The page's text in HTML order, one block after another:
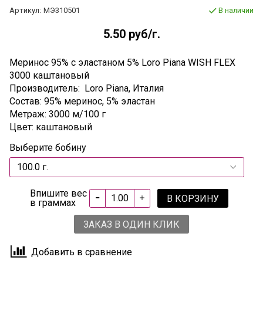
Артикул: МЭ310501 В наличии
5.50 руб/г.
Меринос 95% c эластаном 5% Loro Piana WISH FLEX
3000 каштановый
Производитель: Loro Piana, Италия
Состав: 95% меринос, 5% эластан
Метраж: 3000 м/100 г
Цвет: каштановый
Выберите бобину
Впишите вес
в граммах
В КОРЗИНУ
ЗАКАЗ В ОДИН КЛИК
Добавить в сравнение